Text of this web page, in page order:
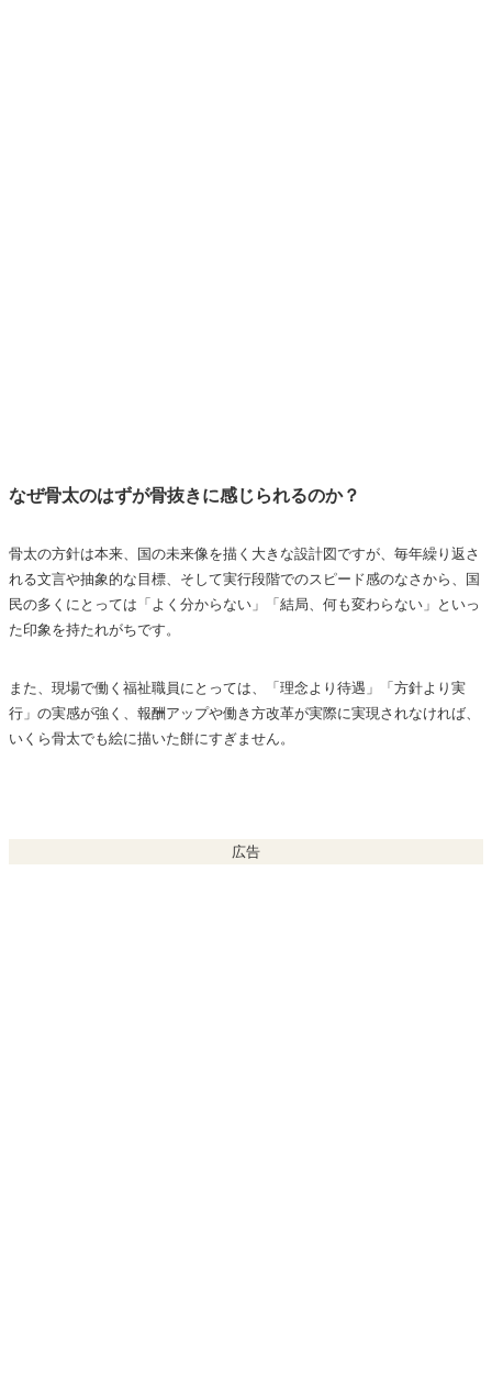
なぜ骨太のはずが骨抜きに感じられるのか？
骨太の方針は本来、国の未来像を描く大きな設計図ですが、毎年繰り返さ
れる文言や抽象的な目標、そして実行段階でのスピード感のなさから、国
民の多くにとっては「よく分からない」「結局、何も変わらない」といっ
た印象を持たれがちです。
また、現場で働く福祉職員にとっては、「理念より待遇」「方針より実
行」の実感が強く、報酬アップや働き方改革が実際に実現されなければ、
いくら骨太でも絵に描いた餅にすぎません。
広告